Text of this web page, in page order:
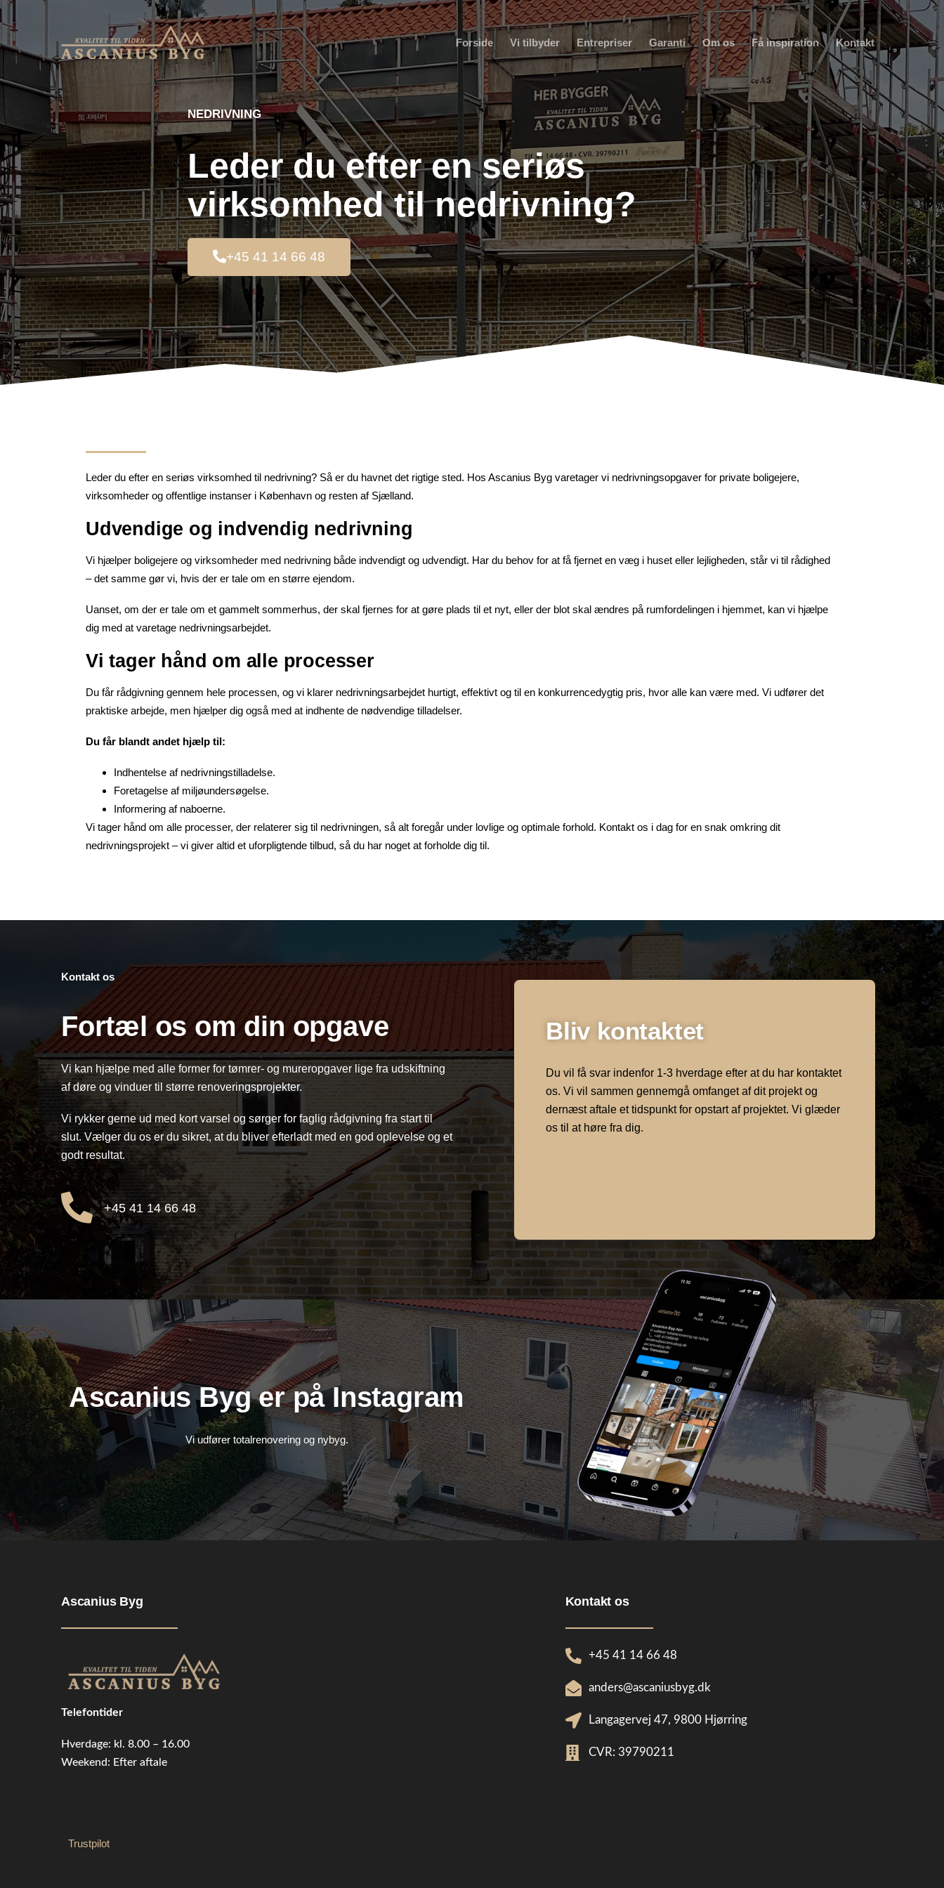
Forside Vi tilbyder Entrepriser Garanti Om os Få inspiration Kontakt
NEDRIVNING
Leder du efter en seriøs
virksomhed til nedrivning?
+45 41 14 66 48
Leder du efter en seriøs virksomhed til nedrivning? Så er du havnet det rigtige sted. Hos Ascanius Byg varetager vi nedrivningsopgaver for private boligejere,
virksomheder og offentlige instanser i København og resten af Sjælland.
Udvendige og indvendig nedrivning
Vi hjælper boligejere og virksomheder med nedrivning både indvendigt og udvendigt. Har du behov for at få fjernet en væg i huset eller lejligheden, står vi til rådighed
– det samme gør vi, hvis der er tale om en større ejendom.
Uanset, om der er tale om et gammelt sommerhus, der skal fjernes for at gøre plads til et nyt, eller der blot skal ændres på rumfordelingen i hjemmet, kan vi hjælpe
dig med at varetage nedrivningsarbejdet.
Vi tager hånd om alle processer
Du får rådgivning gennem hele processen, og vi klarer nedrivningsarbejdet hurtigt, effektivt og til en konkurrencedygtig pris, hvor alle kan være med. Vi udfører det
praktiske arbejde, men hjælper dig også med at indhente de nødvendige tilladelser.
Du får blandt andet hjælp til:
Indhentelse af nedrivningstilladelse.
Foretagelse af miljøundersøgelse.
Informering af naboerne.
Vi tager hånd om alle processer, der relaterer sig til nedrivningen, så alt foregår under lovlige og optimale forhold. Kontakt os i dag for en snak omkring dit
nedrivningsprojekt – vi giver altid et uforpligtende tilbud, så du har noget at forholde dig til.
Kontakt os
Fortæl os om din opgave
Vi kan hjælpe med alle former for tømrer- og mureropgaver lige fra udskiftning
af døre og vinduer til større renoveringsprojekter.
Vi rykker gerne ud med kort varsel og sørger for faglig rådgivning fra start til
slut. Vælger du os er du sikret, at du bliver efterladt med en god oplevelse og et
godt resultat.
+45 41 14 66 48
Bliv kontaktet
Du vil få svar indenfor 1-3 hverdage efter at du har kontaktet
os. Vi vil sammen gennemgå omfanget af dit projekt og
dernæst aftale et tidspunkt for opstart af projektet. Vi glæder
os til at høre fra dig.
Ascanius Byg er ​på Instagram
Vi udfører totalrenovering og nybyg.
Ascanius Byg
Telefontider
Hverdage: kl. 8.00 – 16.00
Weekend: Efter aftale
Kontakt os
+45 41 14 66 48
anders@ascaniusbyg.dk
Langagervej 47, 9800 Hjørring
CVR: 39790211
Trustpilot